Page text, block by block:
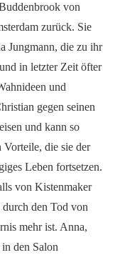
von
zurück. Sie
Jungmann, die zu ihr
in letzter Zeit öfter
und
gegen seinen
und kann so
Vorteile, die sie der
Leben fortsetzen.
von Kistenmaker
den Tod von
mehr ist. Anna,
den Salon